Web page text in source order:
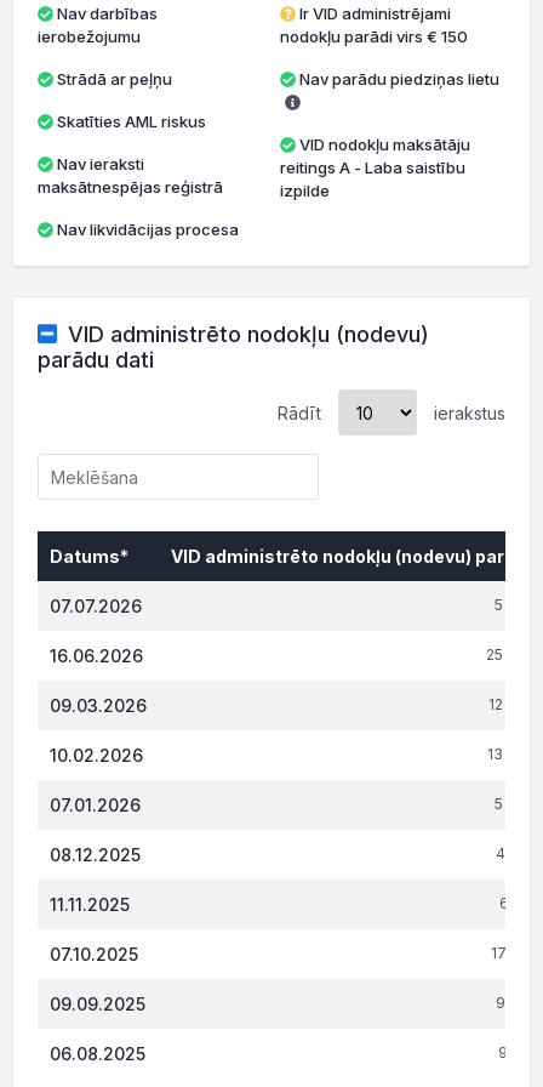
ierobežojumu
Strādā ar peļņu
Skatīties AML riskus
maksātnespējas reģistrā
Nav likvidācijas procesa
Ir VID administrējami
nodokļu parādi virs € 150
Nav parādu piedziņas lietu
VID nodokļu maksātāju
reitings A - Laba saistību
izpilde
VID administrēto nodokļu (nodevu)
parādu dati
Rādīt ierakstus
Datums*
VID administrēto nodokļu (nodevu)
07.07.2026 5
16.06.2026 25
09.03.2026 12
10.02.2026 13
07.01.2026 5
08.12.2025 4
11.11.2025 6
07.10.2025 17
09.09.2025 9
06.08.2025 9